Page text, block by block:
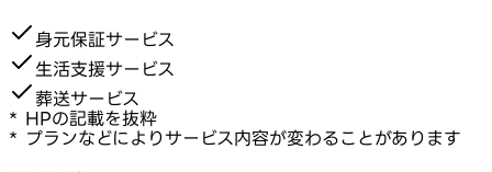
身元保証サービス
生活支援サービス
葬送サービス
* HPの記載を抜粋
* プランなどによりサービス内容が変わることがあります